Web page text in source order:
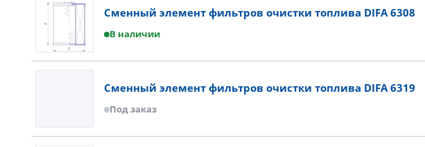
Сменный элемент фильтров очистки топлива DIFA 6308
В наличии
Сменный элемент фильтров очистки топлива DIFA 6319
Под заказ